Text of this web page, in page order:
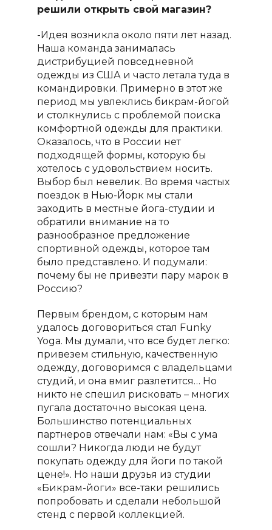
решили открыть свой магазин?
-Идея возникла около пяти лет назад.
Наша команда занималась
дистрибуцией повседневной
одежды из США и часто летала туда в
командировки. Примерно в этот же
период мы увлеклись бикрам-йогой
и столкнулись с проблемой поиска
комфортной одежды для практики.
Оказалось, что в России нет
подходящей формы, которую бы
хотелось с удовольствием носить.
Выбор был невелик. Во время частых
поездок в Нью-Йорк мы стали
заходить в местные йога-студии и
обратили внимание на то
разнообразное предложение
спортивной одежды, которое там
было представлено. И подумали:
почему бы не привезти пару марок в
Россию?
Первым брендом, с которым нам
удалось договориться стал Funky
Yogа. Мы думали, что все будет легко:
привезем стильную, качественную
одежду, договоримся с владельцами
студий, и она вмиг разлетится… Но
никто не спешил рисковать – многих
пугала достаточно высокая цена.
Большинство потенциальных
партнеров отвечали нам: «Вы с ума
сошли? Никогда люди не будут
покупать одежду для йоги по такой
цене!». Но наши друзья из студии
«Бикрам-йоги» все-таки решились
попробовать и сделали небольшой
стенд с первой коллекцией.